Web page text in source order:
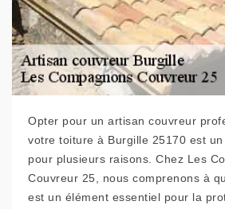
Opter pour un artisan couvreur
votre toiture à Burgille 25170 est
pour plusieurs raisons. Chez Les
Couvreur 25, nous comprenons à
est un élément essentiel pour la